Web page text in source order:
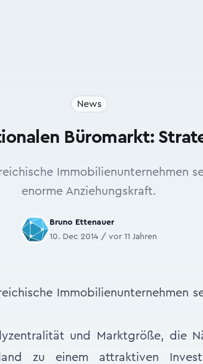
News
Büromarkt:
Immobilienunternehmen
enorme Anziehungskraft.
Bruno Ettenauer
10. Dec 2014 / vor 11 Jahren
Immobilienunternehmen
und Marktgröße, die
zu einem attraktiven